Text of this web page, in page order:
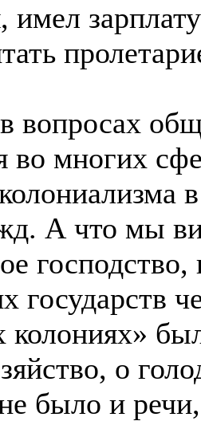
имел
вопросах
во многих
А что мы
господство,
государств
колониях»
о
было и